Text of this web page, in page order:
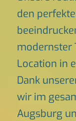
den
modernster
Location in
Dank
wir im
Augsburg